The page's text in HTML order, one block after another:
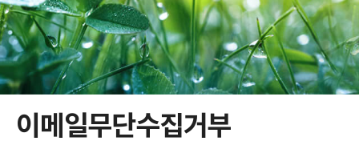
이메일무단수집거부